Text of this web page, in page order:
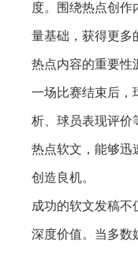
度。围绕热点创作
量基础，获得更多
热点内容的重要性
一场比赛结束后，
析、球员表现评价
热点软文，能够迅
创造良机。
成功的软文发稿不
深度价值。当多数